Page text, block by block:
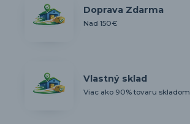
Doprava Zdarma
Nad 150€
Vlastný sklad
Viac ako 90% tovaru skladom